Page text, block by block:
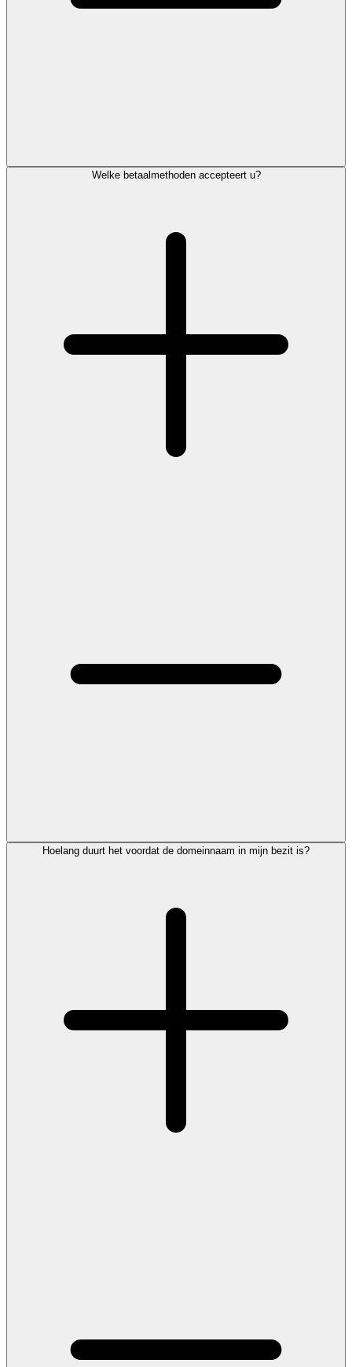
Welke betaalmethoden accepteert u?
Hoelang duurt het voordat de domeinnaam in mijn bezit is?